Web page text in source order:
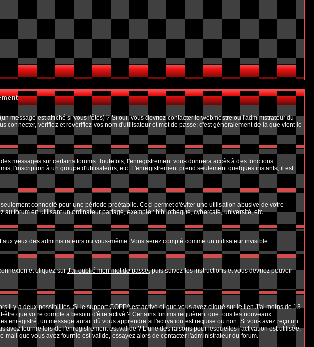
message est affiché si vous l'êtes) ? Si oui, vous devriez contacter le webmestre ou l'administrateur du
vérifiez et revérifiez vos nom d'utilisateur et mot de passe; c'est généralement de là que vient le
messages sur certains forums. Toutefois, l'enregistrement vous donnera accès à des fonctions
l'inscription à un groupe d'utilisateurs, etc. L'enregistrement prend seulement quelques instants; il est
connecté pour une période préétablie. Ceci permet d'éviter une utilisation abusive de votre
forum en utilisant un ordinateur partagé, exemple : bibliothèque, cybercafé, université, etc.
yeux des administrateurs ou vous-même. Vous serez compté comme un utilisateur invisible.
et cliquez surJ'ai oublié mon mot de passe, puis suivez les instructions et vous devriez pouvoir
il y a deux possibilités. Si le support COPPA est activé et que vous avez cliqué sur le lienJ'ai moins de 13
que votre compte a besoin d'être activé ? Certains forums requièrent que tous les nouveaux
enregistré, un message aurait dû vous apprendre si l'activation est requise ou non. Si vous avez reçu un
fournie lors de l'enregistrement est valide ? L'une des raisons pour lesquelles l'activation est utilisée,
que vous avez fournie est valide, essayez alors de contacter l'administrateur du forum.